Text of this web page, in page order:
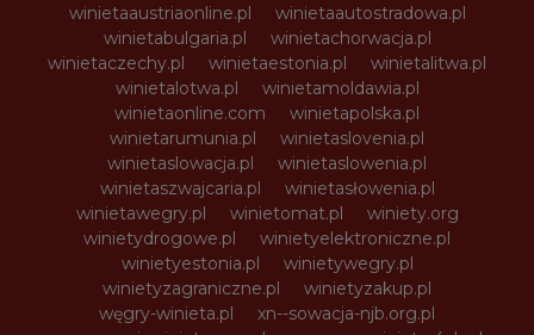
winietaaustriaonline.pl
winietaautostradowa.pl
winietabulgaria.pl
winietachorwacja.pl
winietaczechy.pl
winietaestonia.pl
winietalitwa.pl
winietalotwa.pl
winietamoldawia.pl
winietaonline.com
winietapolska.pl
winietarumunia.pl
winietaslovenia.pl
winietaslowacja.pl
winietaslowenia.pl
winietaszwajcaria.pl
winietasłowenia.pl
winietawegry.pl
winietomat.pl
winiety.org
winietydrogowe.pl
winietyelektroniczne.pl
winietyestonia.pl
winietywegry.pl
winietyzagraniczne.pl
winietyzakup.pl
węgry-winieta.pl
xn--sowacja-njb.org.pl